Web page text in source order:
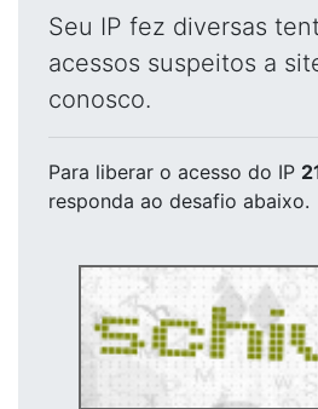
Seu IP fez diversas
acessos suspeitos a
conosco.
Para liberar o acesso do IP
responda ao desafio abaixo.